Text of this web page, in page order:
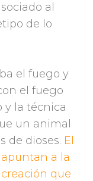
al
de lo
el fuego y
el fuego
y la técnica
un animal
de dioses. El
a la
que